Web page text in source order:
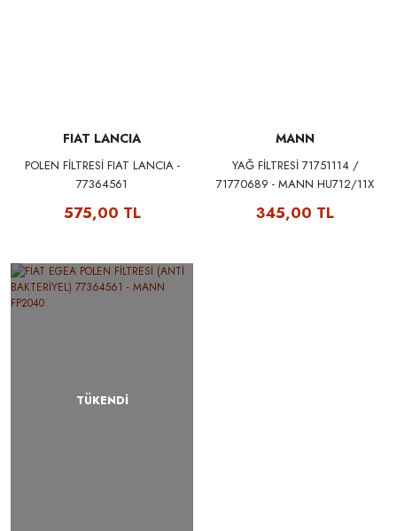
FIAT LANCIA
POLEN FİLTRESİ FIAT LANCIA -
77364561
575,00 TL
MANN
YAĞ FİLTRESİ 71751114 /
71770689 - MANN HU712/11X
345,00 TL
TÜKENDİ